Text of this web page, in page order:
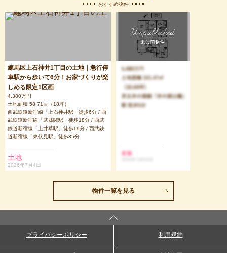
おすすめ物件
練馬区上石神井1丁目の土地｜急行停
車駅から歩いて6分！お家づくりが楽
しめる限定1区画
4,380万円
土地面積 58.71㎡（18坪）
西武鉄道新宿線「上石神井駅」徒歩6分 / 西
武鉄道新宿線「武蔵関駅」徒歩18分 / 西武
鉄道新宿線「上井草駅」徒歩19分 / 西武鉄
道新宿線「東伏見駅」徒歩35分
土地
2026年7月4日
物件一覧を見る
プライバシーポリシー 利用規約